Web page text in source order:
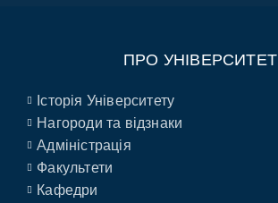
ПРО УНІВЕРСИТЕТ
Історія Університету
Нагороди та відзнаки
Адміністрація
Факультети
Кафедри